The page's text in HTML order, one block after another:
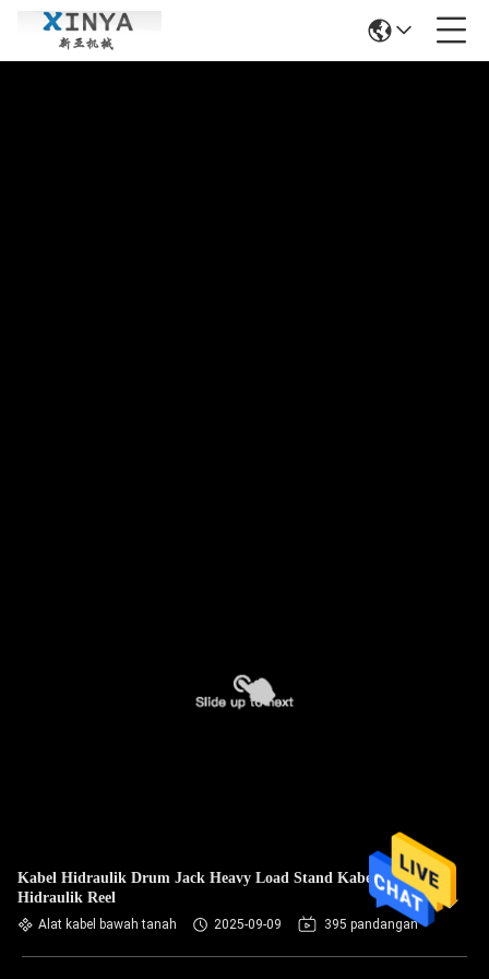
Kabel Hidraulik Drum Jack Heavy Load Stand Kabel
Hidraulik Reel
Alat kabel bawah tanah 2025-09-09 395 pandangan